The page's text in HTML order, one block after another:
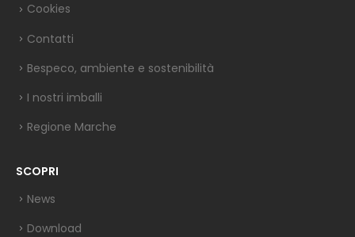
Cookies
Contatti
Bespeco, ambiente e sostenibilità
I nostri imballi
Regione Marche
SCOPRI
News
Download